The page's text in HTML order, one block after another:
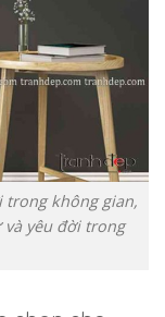
trong không gian,
yêu đời trong